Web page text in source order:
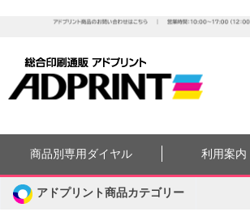
商品別専用ダイヤル 利用案内
アドプリント商品カテゴリー